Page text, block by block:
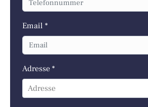
Email *
Adresse *
Adresse